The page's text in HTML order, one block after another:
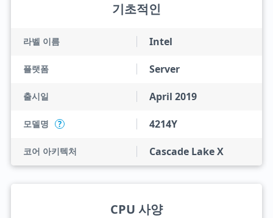
기초적인
라벨 이름 Intel
플랫폼 Server
출시일 April 2019
모델명 ? 4214Y
코어 아키텍처 Cascade Lake X
CPU 사양